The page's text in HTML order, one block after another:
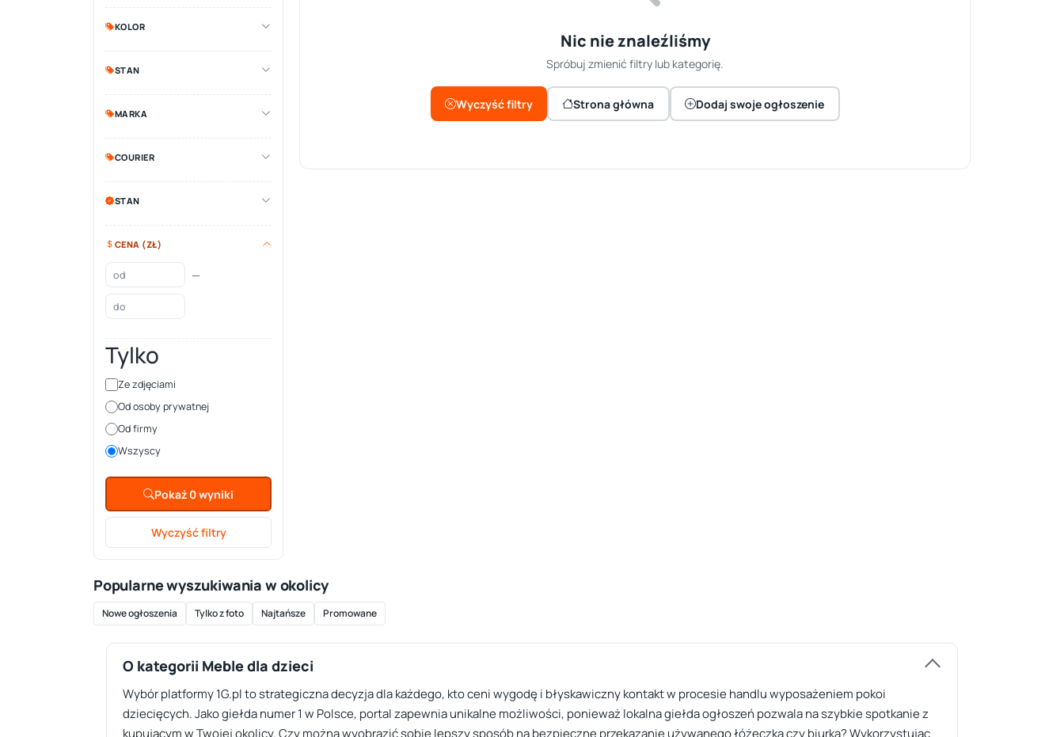
KOLOR
STAN
MARKA
COURIER
STAN
CENA (ZŁ)
—
Tylko
Ze zdjęciami
Od osoby prywatnej
Od firmy
Wszyscy
Pokaż 0 wyniki
Wyczyść filtry
Nic nie znaleźliśmy
Spróbuj zmienić filtry lub kategorię.
Wyczyść filtry Strona główna Dodaj swoje ogłoszenie
Popularne wyszukiwania w okolicy
Nowe ogłoszenia Tylko z foto Najtańsze Promowane
O kategorii Meble dla dzieci
Wybór platformy 1G.pl to strategiczna decyzja dla każdego, kto ceni wygodę i błyskawiczny kontakt w procesie handlu wyposażeniem pokoi
dziecięcych. Jako giełda numer 1 w Polsce, portal zapewnia unikalne możliwości, ponieważ lokalna giełda ogłoszeń pozwala na szybkie spotkanie z
kupującym w Twojej okolicy. Czy można wyobrazić sobie lepszy sposób na bezpieczne przekazanie używanego łóżeczka czy biurka? Wykorzystując